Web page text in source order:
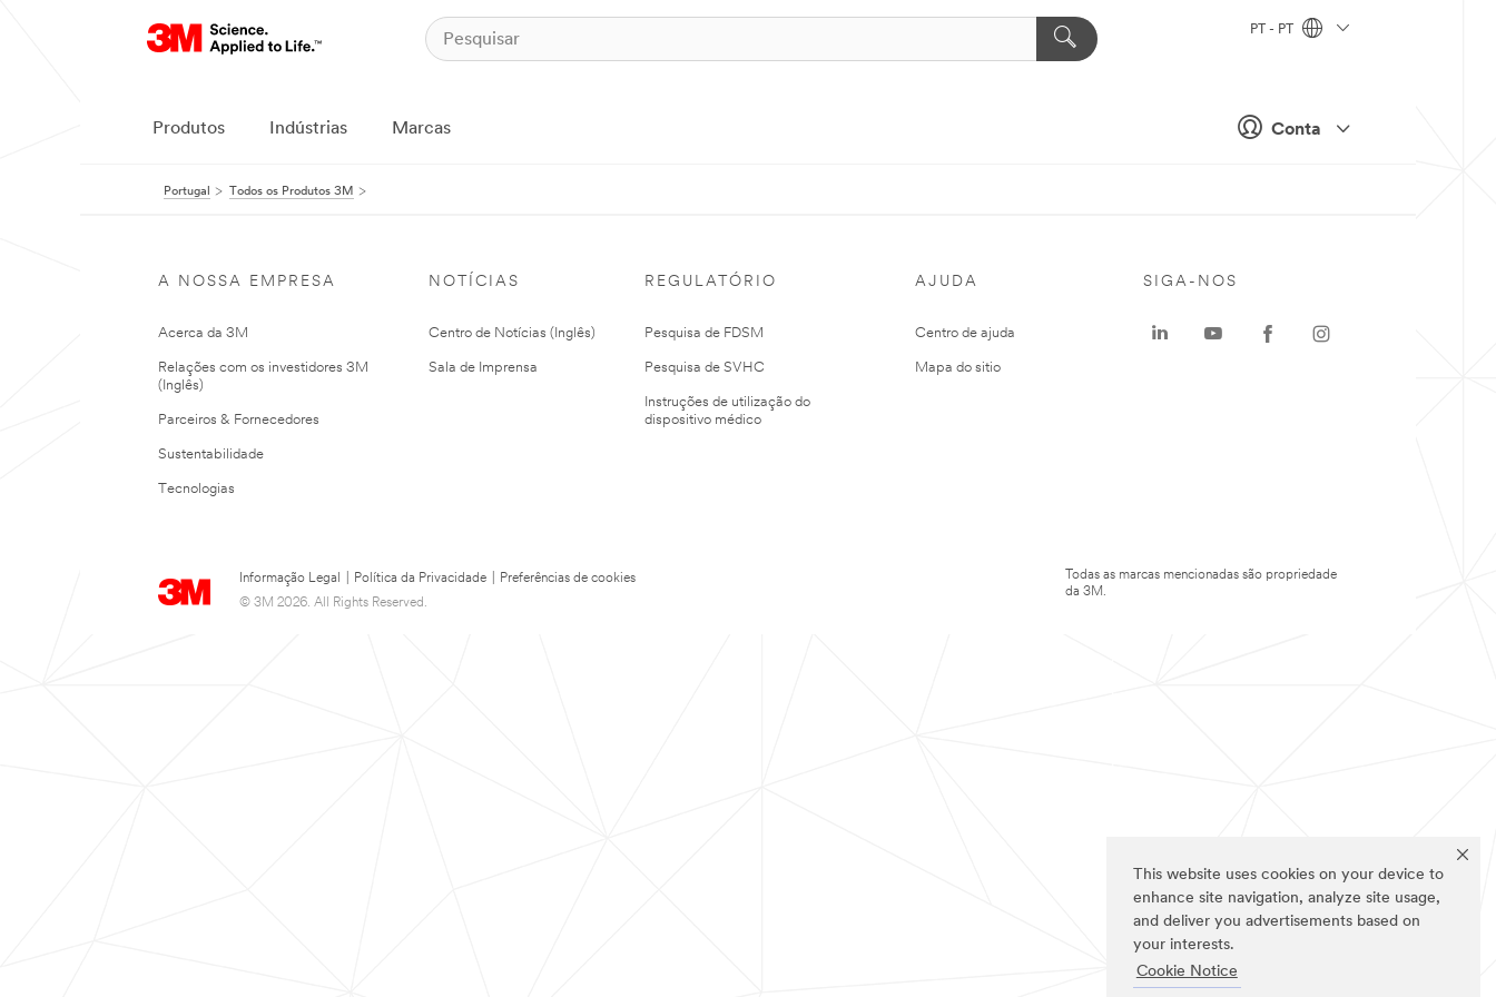
This website uses cookies on your device to
enhance site navigation, analyze site usage,
and deliver you advertisements based on
your interests.
Cookie Notice
Conta
PT - PT
Produtos Indústrias Marcas
Portugal Todos os Produtos 3M
A NOSSA EMPRESA
Acerca da 3M
Relações com os investidores 3M
(Inglês)
Parceiros & Fornecedores
Sustentabilidade
Tecnologias
NOTÍCIAS
Centro de Notícias (Inglês)
Sala de Imprensa
REGULATÓRIO
Pesquisa de FDSM
Pesquisa de SVHC
Instruções de utilização do
dispositivo médico
AJUDA
Centro de ajuda
Mapa do sitio
Informação Legal Política da Privacidade
Preferências de cookies
© 3M 2026. All Rights Reserved.
SIGA-NOS
Todas as marcas mencionadas são propriedade
da 3M.